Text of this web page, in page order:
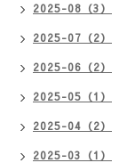
2025-08（3）
2025-07（2）
2025-06（2）
2025-05（1）
2025-04（2）
2025-03（1）